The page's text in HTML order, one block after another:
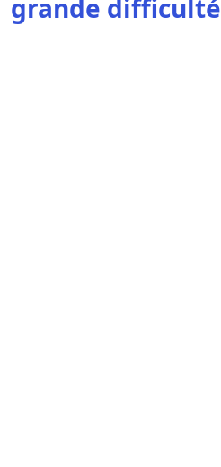
grande difficulté